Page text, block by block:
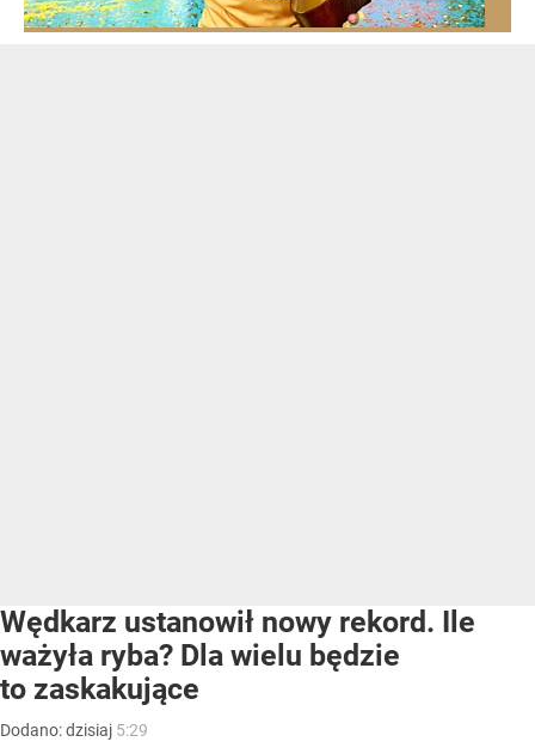
Wędkarz ustanowił nowy rekord. Ile
ważyła ryba? Dla wielu będzie
to zaskakujące
Dodano:dzisiaj 5:29